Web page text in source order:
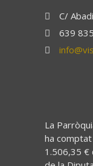
C/
639
La
ha comptat
1.506,35 €